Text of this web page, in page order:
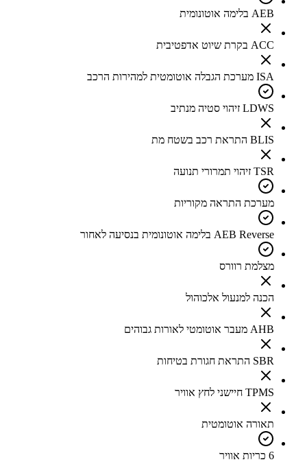
AEB בלימה אוטונומית
ACC בקרת שיוט אדפטיבית
ISA מערכת הגבלה אוטומטית למהירות הרכב
LDWS זיהוי סטיה מנתיב
BLIS התראת רכב בשטח מת
TSR זיהוי תמרורי תנועה
מערכת התראה מקוריות
AEB Reverse בלימה אוטונומית בנסיעה לאחור
מצלמת רוורס
הכנה למנעול אלכוהול
AHB מעבר אוטומטי לאורות גבוהים
SBR התראת חגורת בטיחות
TPMS חיישני לחץ אוויר
תאורה אוטומטית
6 כריות אוויר